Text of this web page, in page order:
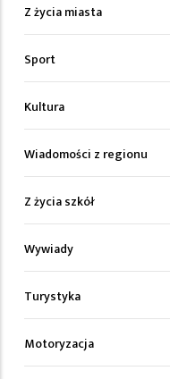
Z życia miasta
Sport
Kultura
Wiadomości z regionu
Z życia szkół
Wywiady
Turystyka
Motoryzacja